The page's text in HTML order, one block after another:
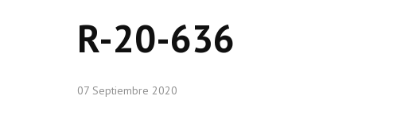
R-20-636
07 Septiembre 2020